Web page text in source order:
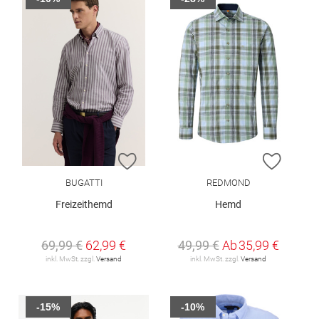
ZUR WUNSCHLISTE HINZUFÜGEN
BUGATTI
Freizeithemd
69,99 € 62,99 €
inkl. MwSt. zzgl.Versand
ZUR
REDMOND
Hemd
49,99 € Ab35,99 €
inkl. MwSt. zzgl.Versand
-15% -10%